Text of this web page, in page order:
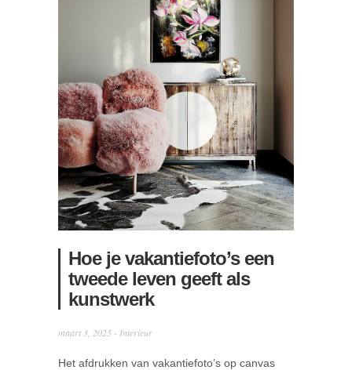
Hoe je vakantiefoto’s een
tweede leven geeft als
kunstwerk
maart 3, 2025 - Interieur
Het afdrukken van vakantiefoto’s op canvas